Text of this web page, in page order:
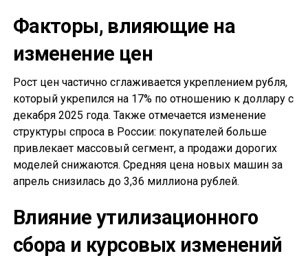
Факторы, влияющие на
изменение цен
Рост цен частично сглаживается укреплением рубля,
который укрепился на 17% по отношению к доллару с
декабря 2025 года. Также отмечается изменение
структуры спроса в России: покупателей больше
привлекает массовый сегмент, а продажи дорогих
моделей снижаются. Средняя цена новых машин за
апрель снизилась до 3,36 миллиона рублей.
Влияние утилизационного
сбора и курсовых изменений